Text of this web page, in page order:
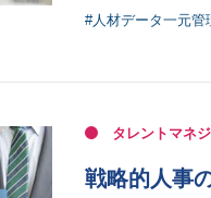
#人材データ一元管
タレントマネ
戦略的人事